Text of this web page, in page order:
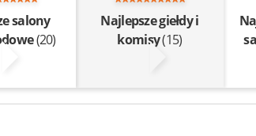
salony
(20)
Najlepsze giełdy i
komisy(15)